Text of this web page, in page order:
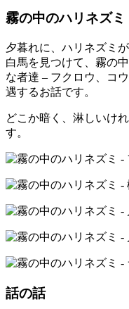
霧の中のハリネズミ
夕暮れに、ハリネズミ
白馬を見つけて、霧の
な者達 – フクロウ、コ
遇するお話です。
どこか暗く、淋しいけ
す。
話の話